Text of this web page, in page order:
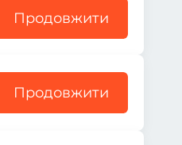
Продовжити
Продовжити